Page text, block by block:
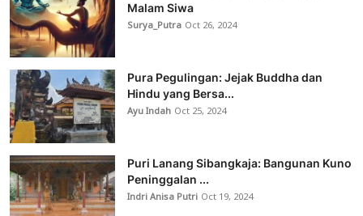
Malam Siwa
Surya_Putra Oct 26, 2024
Pura Pegulingan: Jejak Buddha dan
Hindu yang Bersa...
Ayu Indah Oct 25, 2024
Puri Lanang Sibangkaja: Bangunan Kuno
Peninggalan ...
Indri Anisa Putri Oct 19, 2024